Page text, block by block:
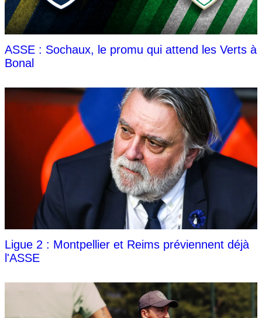
ASSE : Sochaux, le promu qui attend les Verts à
Bonal
Ligue 2 : Montpellier et Reims préviennent déjà
l'ASSE